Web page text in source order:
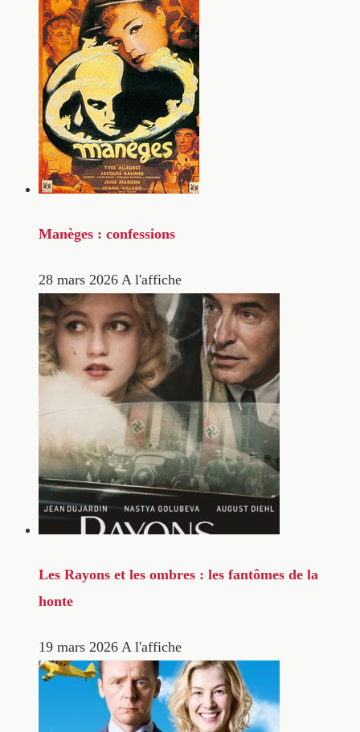
Manèges : confessions
28 mars 2026 A l'affiche
Les Rayons et les ombres : les fantômes de la
honte
19 mars 2026 A l'affiche